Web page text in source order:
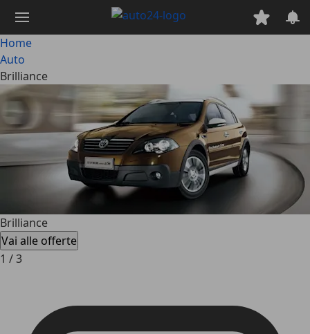
contenuto
principale
Home
Auto
Brilliance
Brilliance
Vai alle offerte
1 /3